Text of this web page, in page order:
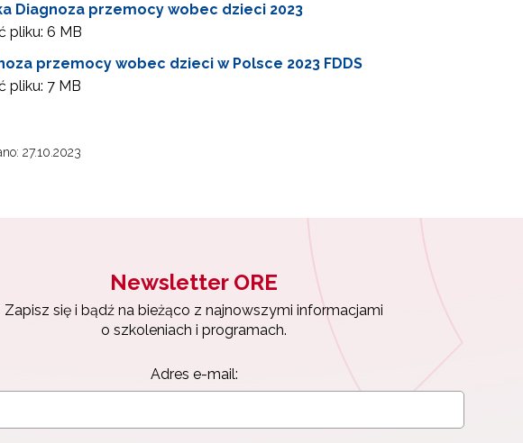
Diagnoza przemocy wobec dzieci 2023
pliku: 6 MB
przemocy wobec dzieci w Polsce 2023 FDDS
pliku: 7 MB
27.10.2023
Newsletter ORE
Zapisz się i bądź na bieżąco z najnowszymi informacjami
o szkoleniach i programach.
Adres e-mail: